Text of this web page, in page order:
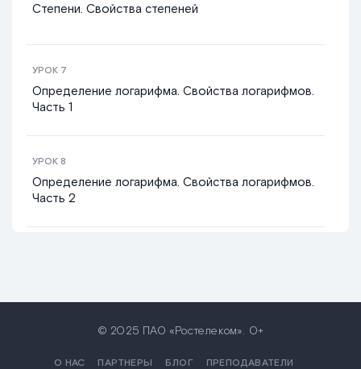
Степени. Свойства степеней
УРОК 7
Определение логарифма. Свойства логарифмов.
Часть 1
УРОК 8
Определение логарифма. Свойства логарифмов.
Часть 2
Логарифмические неравенства с постоянным
© 2025 ПАО «Ростелеком». 0+
О НАС ПАРТНЕРЫ БЛОГ ПРЕПОДАВАТЕЛИ